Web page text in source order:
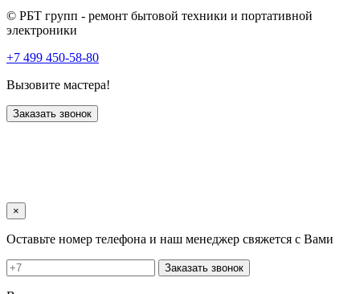
© РБТ групп - ремонт бытовой техники и портативной
электроники
+7 499 450-58-80
Вызовите мастера!
Заказать звонок
×
Оставьте номер телефона и наш менеджер свяжется с Вами
Заказать звонок